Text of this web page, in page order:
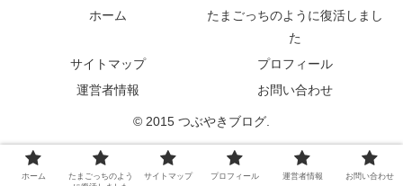
ホーム
たまごっちのように復活しまし
た
サイトマップ
プロフィール
運営者情報
お問い合わせ
© 2015 つぶやきブログ.
ホーム
たまごっちのよう
サイトマップ プロフィール 運営者情報 お問い合わせ